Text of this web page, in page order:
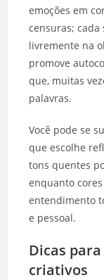
emoções em
censuras;
livremente na
promove
que, muitas
palavras.
Você pode se
que escolhe
tons quentes
enquanto
entendimento
e pessoal.
Dicas
criativos